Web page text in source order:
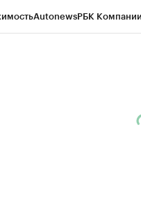
AutonewsРБК Компании